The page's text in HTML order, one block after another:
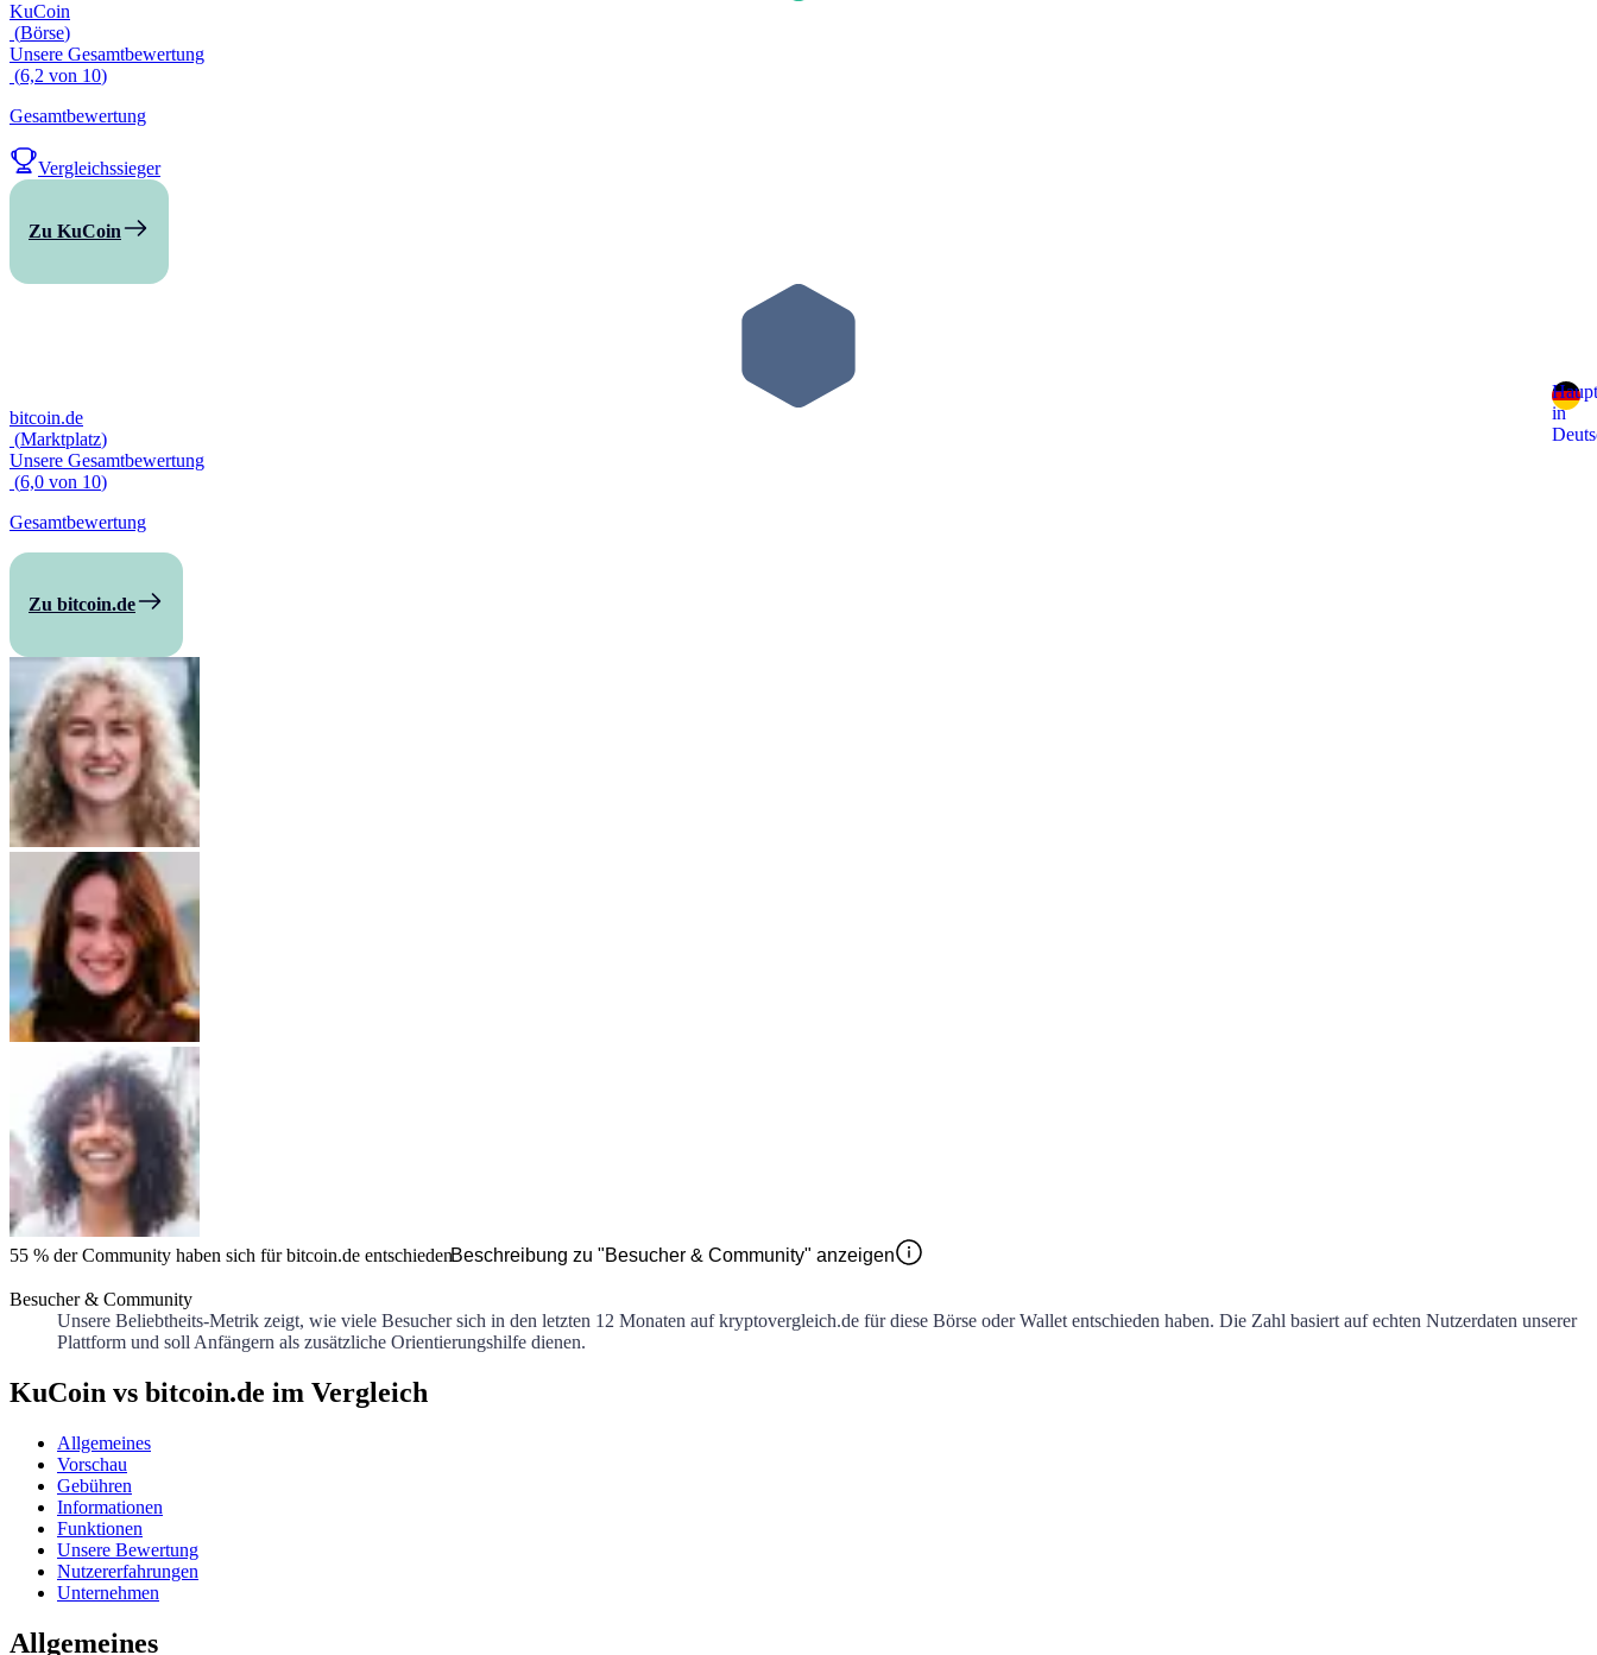
KuCoin
(Börse)
Unsere Gesamtbewertung
(6,2 von 10)
Gesamtbewertung
Vergleichssieger
Zu KuCoin
in
bitcoin.de
(Marktplatz)
Unsere Gesamtbewertung
(6,0 von 10)
Gesamtbewertung
Zu bitcoin.de
55 % der Community haben sich fürbitcoin.de entschiedenBeschreibung zu "Besucher & Community" anzeigen
Besucher & Community
Unsere Beliebtheits-Metrik zeigt, wie viele Besucher sich in den letzten 12 Monaten auf kryptovergleich.de für diese Börse oder Wallet entschieden haben. Die Zahl basiert auf echten Nutzerdaten unserer
Plattform und soll Anfängern als zusätzliche Orientierungshilfe dienen.
KuCoin vs bitcoin.de im Vergleich
Allgemeines
Vorschau
Gebühren
Informationen
Funktionen
Unsere Bewertung
Nutzererfahrungen
Unternehmen
Allgemeines